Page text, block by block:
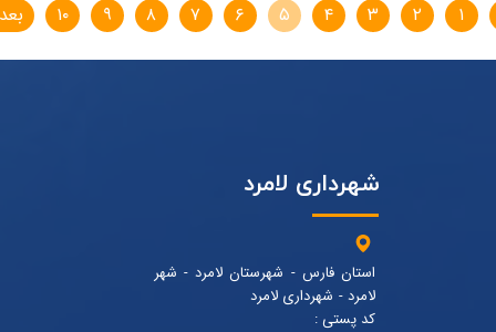
۱ ۲ ۳ ۴ ۵ ۶ ۷ ۸ ۹ ۱۰
شهرداری لامرد
استان فارس - شهرستان لامرد - شهر
لامرد - شهرداری لامرد
کد پستی :